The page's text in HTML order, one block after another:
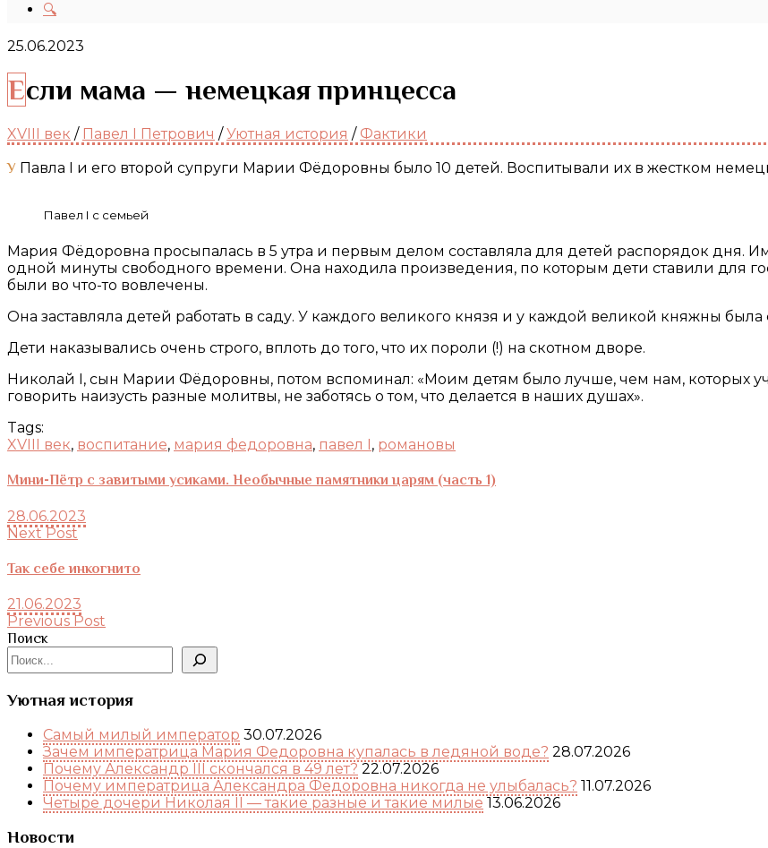
🔍
25.06.2023
Если мама — немецкая принцесса
XVIII век / Павел I Петрович /Уютная история / Фактики
У Павла I и его второй супруги Марии Фёдоровны было 10 детей. Воспитывали их в жестком
Павел I с семьей
Мария Фёдоровна просыпалась в 5 утра и первым делом составляла для детей распорядок дня.
одной минуты свободного времени. Она находила произведения, по которым дети ставили для
были во что-то вовлечены.
Она заставляла детей работать в саду. У каждого великого князя и у каждой великой княжны была
Дети наказывались очень строго, вплоть до того, что их пороли (!) на скотном дворе.
Николай I, сын Марии Фёдоровны, потом вспоминал: «Моим детям было лучше, чем нам, которых
говорить наизусть разные молитвы, не заботясь о том, что делается в наших душах».
Tags:
XVIII век, воспитание, мария федоровна, павел I , романовы
Мини-Пётр с завитыми усиками. Необычные памятники царям (часть 1)
28.06.2023
Next Post
Так себе инкогнито
21.06.2023
Previous Post
Поиск
Уютная история
Самый милый император 30.07.2026
Зачем императрица Мария Федоровна купалась в ледяной воде? 28.07.2026
Почему Александр III скончался в 49 лет? 22.07.2026
Почему императрица Александра Федоровна никогда не улыбалась? 11.07.2026
Четыре дочери Николая II — такие разные и такие милые 13.06.2026
Новости